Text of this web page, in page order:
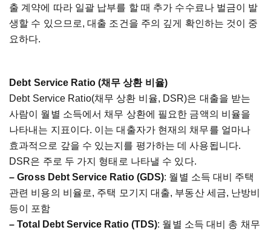
출 계약에 따라 일괄 납부를 할 때 추가 수수료나 벌금이
발
생할 수 있으므로,대출 조건을 주의 깊게 확인하는 것이
중
요하다.
Debt Service Ratio (채무 상환 비율)
Debt Service Ratio(채무 상환 비율, DSR)은 대출을 받는
사람이
월별 소득에서 채무 상환에 필요한 금액의 비율을
나타내는 지표이다. 이는 대출자가 현재의 채무를 얼마나
효과적으로 갚을 수 있는지를 평가하는 데 사용됩니다.
DSR은 주로 두 가지 형태로 나타낼 수 있다.
– Gross Debt Service Ratio (GDS): 월별 소득 대비
주택
관련 비용의 비율로, 주택 모기지 대출, 부동산 세금, 난방비
등이
포함
– Total Debt Service Ratio (TDS): 월별 소득 대비 총 채무